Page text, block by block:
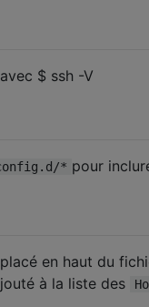
$ ssh -V
* pour
en haut du
à la liste des